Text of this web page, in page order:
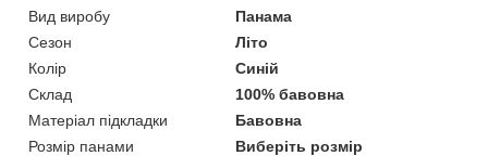
Вид виробу
Панама
Сезон
Літо
Колір
Синій
Склад
100% бавовна
Матеріал підкладки
Бавовна
Розмір панами
Виберіть розмір